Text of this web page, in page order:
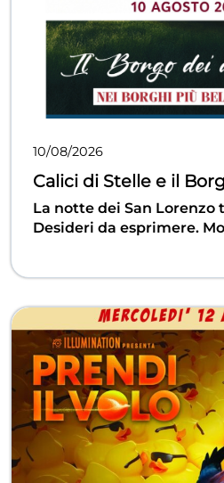
10/08/2026
Calici di Stelle e il
La notte dei San Lorenzo
Desideri da esprimere.
serata dedicata alle stelle
Comune, come membro
d'Italia", accompagna la
cadenti con angoli e
Desideri da esprimere.
serata: DALLE ORE 19:00 -
Desiderio": raccolta dei
durante la serata.
Ronda La Scarpa -